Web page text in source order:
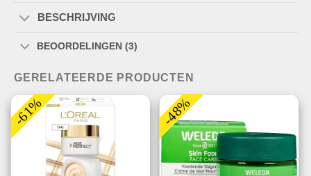
BESCHRIJVING
BEOORDELINGEN (3)
GERELATEERDE PRODUCTEN
-61% -48%